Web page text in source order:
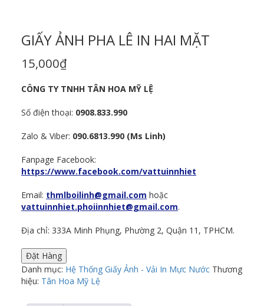
GIẤY ẢNH PHA LÊ IN HAI MẶT
15,000₫
CÔNG TY TNHH TÂN HOA MỸ LỆ
Số điện thoại: 0908.833.990
Zalo & Viber: 090.6813.990 (Ms Linh)
Fanpage Facebook:
https://www.facebook.com/vattuinnhiet
Email: thmlboilinh@gmail.com hoặc
vattuinnhiet.phoiinnhiet@gmail.com.
Địa chỉ: 333A Minh Phụng, Phường 2, Quận 11, TPHCM.
Đặt Hàng
Danh mục: Hệ Thống Giấy Ảnh - Vải In Mực Nước Thương
hiệu: Tân Hoa Mỹ Lệ